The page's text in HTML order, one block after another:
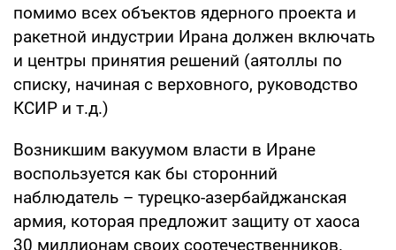
помимо всех объектов ядерного проекта и
ракетной индустрии Ирана должен включать
и центры принятия решений (аятоллы по
списку, начиная с верховного, руководство
КСИР и т.д.)
Возникшим вакуумом власти в Иране
воспользуется как бы сторонний
наблюдатель – турецко-азербайджанская
армия, которая предложит защиту от хаоса
30 миллионам своих соотечественников.